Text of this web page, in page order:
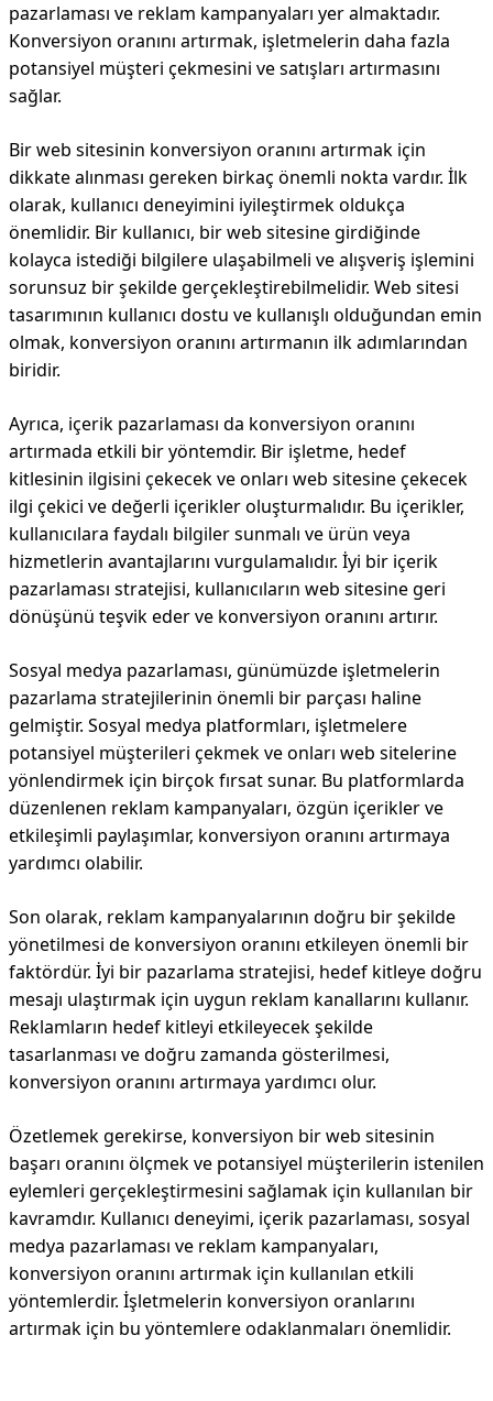
pazarlaması ve reklam kampanyaları yer almaktadır.
Konversiyon oranını artırmak, işletmelerin daha fazla
potansiyel müşteri çekmesini ve satışları artırmasını
sağlar.
Bir web sitesinin konversiyon oranını artırmak için
dikkate alınması gereken birkaç önemli nokta vardır. İlk
olarak, kullanıcı deneyimini iyileştirmek oldukça
önemlidir. Bir kullanıcı, bir web sitesine girdiğinde
kolayca istediği bilgilere ulaşabilmeli ve alışveriş işlemini
sorunsuz bir şekilde gerçekleştirebilmelidir. Web sitesi
tasarımının kullanıcı dostu ve kullanışlı olduğundan emin
olmak, konversiyon oranını artırmanın ilk adımlarından
biridir.
Ayrıca, içerik pazarlaması da konversiyon oranını
artırmada etkili bir yöntemdir. Bir işletme, hedef
kitlesinin ilgisini çekecek ve onları web sitesine çekecek
ilgi çekici ve değerli içerikler oluşturmalıdır. Bu içerikler,
kullanıcılara faydalı bilgiler sunmalı ve ürün veya
hizmetlerin avantajlarını vurgulamalıdır. İyi bir içerik
pazarlaması stratejisi, kullanıcıların web sitesine geri
dönüşünü teşvik eder ve konversiyon oranını artırır.
Sosyal medya pazarlaması, günümüzde işletmelerin
pazarlama stratejilerinin önemli bir parçası haline
gelmiştir. Sosyal medya platformları, işletmelere
potansiyel müşterileri çekmek ve onları web sitelerine
yönlendirmek için birçok fırsat sunar. Bu platformlarda
düzenlenen reklam kampanyaları, özgün içerikler ve
etkileşimli paylaşımlar, konversiyon oranını artırmaya
yardımcı olabilir.
Son olarak, reklam kampanyalarının doğru bir şekilde
yönetilmesi de konversiyon oranını etkileyen önemli bir
faktördür. İyi bir pazarlama stratejisi, hedef kitleye doğru
mesajı ulaştırmak için uygun reklam kanallarını kullanır.
Reklamların hedef kitleyi etkileyecek şekilde
tasarlanması ve doğru zamanda gösterilmesi,
konversiyon oranını artırmaya yardımcı olur.
Özetlemek gerekirse, konversiyon bir web sitesinin
başarı oranını ölçmek ve potansiyel müşterilerin istenilen
eylemleri gerçekleştirmesini sağlamak için kullanılan bir
kavramdır. Kullanıcı deneyimi, içerik pazarlaması, sosyal
medya pazarlaması ve reklam kampanyaları,
konversiyon oranını artırmak için kullanılan etkili
yöntemlerdir. İşletmelerin konversiyon oranlarını
artırmak için bu yöntemlere odaklanmaları önemlidir.